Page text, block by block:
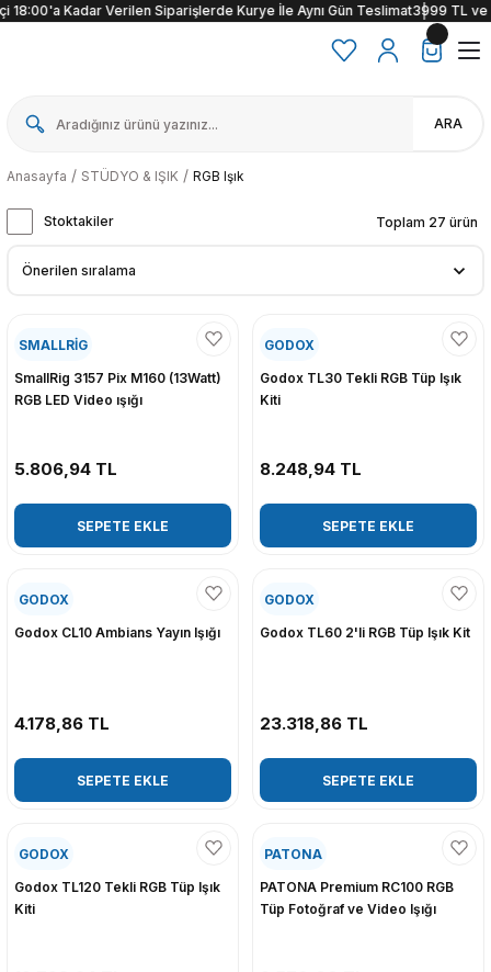
Kadar Verilen Siparişlerde Kurye İle Aynı Gün Teslimat3999 TL ve
ARA
Anasayfa STÜDYO & IŞIK RGB Işık
Stoktakiler Toplam 27 ürün
SMALLRİG
SmallRig 3157 Pix M160 (13Watt)
RGB LED Video ışığı
5.806,94 TL
SEPETE EKLE
GODOX
Godox TL30 Tekli RGB Tüp Işık
Kiti
8.248,94 TL
SEPETE EKLE
GODOX
Godox CL10 Ambians Yayın Işığı
4.178,86 TL
SEPETE EKLE
GODOX
Godox TL60 2'li RGB Tüp Işık Kit
23.318,86 TL
SEPETE EKLE
GODOX
Godox TL120 Tekli RGB Tüp Işık
Kiti
PATONA
PATONA Premium RC100 RGB
Tüp Fotoğraf ve Video Işığı